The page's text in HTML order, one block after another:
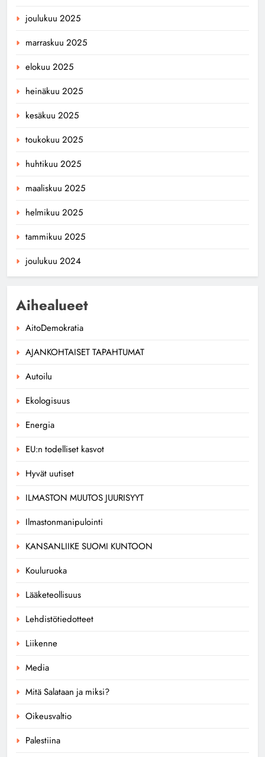
joulukuu 2025
marraskuu 2025
elokuu 2025
heinäkuu 2025
kesäkuu 2025
toukokuu 2025
huhtikuu 2025
maaliskuu 2025
helmikuu 2025
tammikuu 2025
joulukuu 2024
Aihealueet
AitoDemokratia
AJANKOHTAISET TAPAHTUMAT
Autoilu
Ekologisuus
Energia
EU:n todelliset kasvot
Hyvät uutiset
ILMASTON MUUTOS JUURISYYT
Ilmastonmanipulointi
KANSANLIIKE SUOMI KUNTOON
Kouluruoka
Lääketeollisuus
Lehdistötiedotteet
Liikenne
Media
Mitä Salataan ja miksi?
Oikeusvaltio
Palestiina